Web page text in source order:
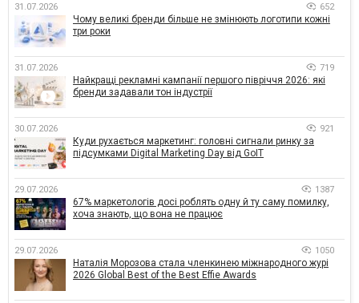
31.07.2026 652
Чому великі бренди більше не змінюють логотипи кожні
три роки
31.07.2026 719
Найкращі рекламні кампанії першого півріччя 2026: які
бренди задавали тон індустрії
30.07.2026 921
Куди рухається маркетинг: головні сигнали ринку за
підсумками Digital Marketing Day від GoIT
29.07.2026 1387
67% маркетологів досі роблять одну й ту саму помилку,
хоча знають, що вона не працює
29.07.2026 1050
Наталія Морозова стала членкинею міжнародного журі
2026 Global Best of the Best Effie Awards